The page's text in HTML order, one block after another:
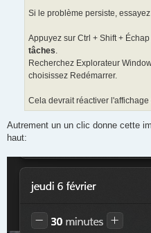
Si le problème persiste,
Appuyez sur Ctrl + Shift +
tâches
Recherchez Explorateur
choisissez Redémarrer.
Cela devrait réactiver l'affichage
Autrement un un clic donne cette
haut: